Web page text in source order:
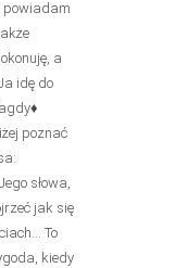
powiadam
a
idę do
poznać
słowa,
jak się
To
kiedy